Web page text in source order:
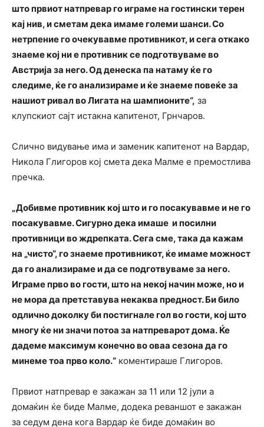
што првиот натпревар го играме на гостински терен
кај нив, и сметам дека имаме големи шанси. Со
нетрпение го очекувавме противникот, и сега откако
знаеме кој ни е противник се подготвуваме во
Австрија за него. Од денеска па натаму ќе го
следиме, ќе го анализираме и ќе знаеме повеќе за
нашиот ривал во Лигата на шампионите“, за
клупскиот сајт истакна капитенот, Грнчаров.
Слично видување има и заменик капитенот на Вардар,
Никола Глигоров кој смета дека Малме е премостлива
пречка.
„Добивме противник кој што и го посакувавме и не го
посакувавме. Сигурно дека имаше и посилни
противници во ждрепката. Сега сме, така да кажам
на „чисто“, го знаеме противникот, ќе имаме можност
да го анализираме и да се подготвуваме за него.
Играме прво во гости, што на некој начин може, но и
не мора да претставува некаква предност. Би било
одлично доколку би постигнале гол во гости, кој што
многу ќе ни значи потоа за натпреварот дома. Ќе
дадеме максимум конечно во оваа сезона да го
минеме тоа прво коло.“ коментираше Глигоров.
Првиот натпревар е закажан за 11 или 12 јули а
домаќин ќе биде Малме, додека реваншот е закажан
за седум дена кога Вардар ќе биде домаќин во